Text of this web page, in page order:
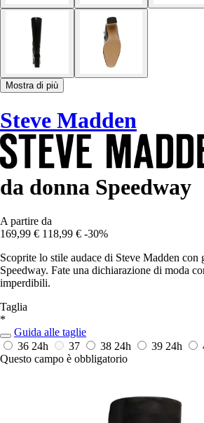
Mostra di più
Steve Madden
da donna Speedway
A partire da
169,99 € 118,99 € -30%
Scoprite lo stile audace di Steve Madden con
Speedway. Fate una dichiarazione di moda
imperdibili.
Taglia
*
Guida alle taglie
36 24h 37 38 24h 39 24h
Questo campo è obbligatorio